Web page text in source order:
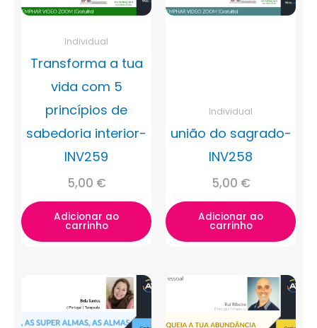
Individual
Transforma a tua
vida com 5
princípios de
sabedoria interior-
INV259
5,00 €
Adicionar ao
carrinho
Individual
união do sagrado-
INV258
5,00 €
Adicionar ao
carrinho